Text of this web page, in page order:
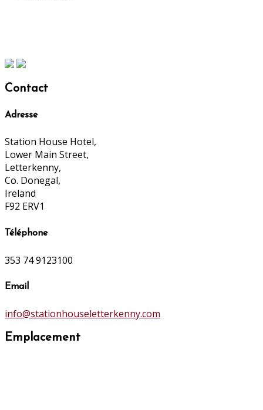
Contact
Adresse
Station House Hotel,
Lower Main Street,
Letterkenny,
Co. Donegal,
Ireland
F92 ERV1
Téléphone
353 74 9123100
Email
info@stationhouseletterkenny.com
Emplacement